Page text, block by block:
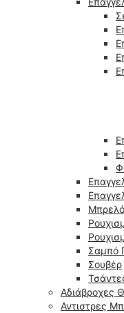
Σαμπό
Σουβέρ
Αδιάβροχες
Αντιστρες